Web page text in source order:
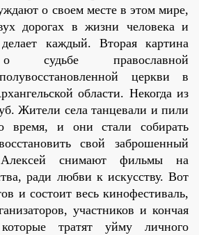
о своем месте в этом мире,
дорогах в жизни человека и
каждый. Вторая картина
о судьбе православной
церкви в
области. Некогда из
Жители села танцевали и пили
время, и они стали собирать
свой заброшенный
снимают фильмы на
ради любви к искусству. Вот
и состоит весь кинофестиваль,
участников и кончая
тратят уйму личного